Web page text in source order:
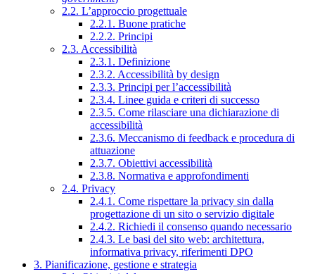
2.2. L’approccio progettuale
2.2.1. Buone pratiche
2.2.2. Principi
2.3. Accessibilità
2.3.1. Definizione
2.3.2. Accessibilità by design
2.3.3. Principi per l’accessibilità
2.3.4. Linee guida e criteri di successo
2.3.5. Come rilasciare una dichiarazione di
accessibilità
2.3.6. Meccanismo di feedback e procedura di
attuazione
2.3.7. Obiettivi accessibilità
2.3.8. Normativa e approfondimenti
2.4. Privacy
2.4.1. Come rispettare la privacy sin dalla
progettazione di un sito o servizio digitale
2.4.2. Richiedi il consenso quando necessario
2.4.3. Le basi del sito web: architettura,
informativa privacy, riferimenti DPO
3. Pianificazione, gestione e strategia